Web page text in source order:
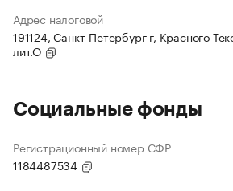
Адрес налоговой
191124, Санкт-Петербург г, Красного
лит.О
Социальные фонды
Регистрационный номер СФР
1184487534